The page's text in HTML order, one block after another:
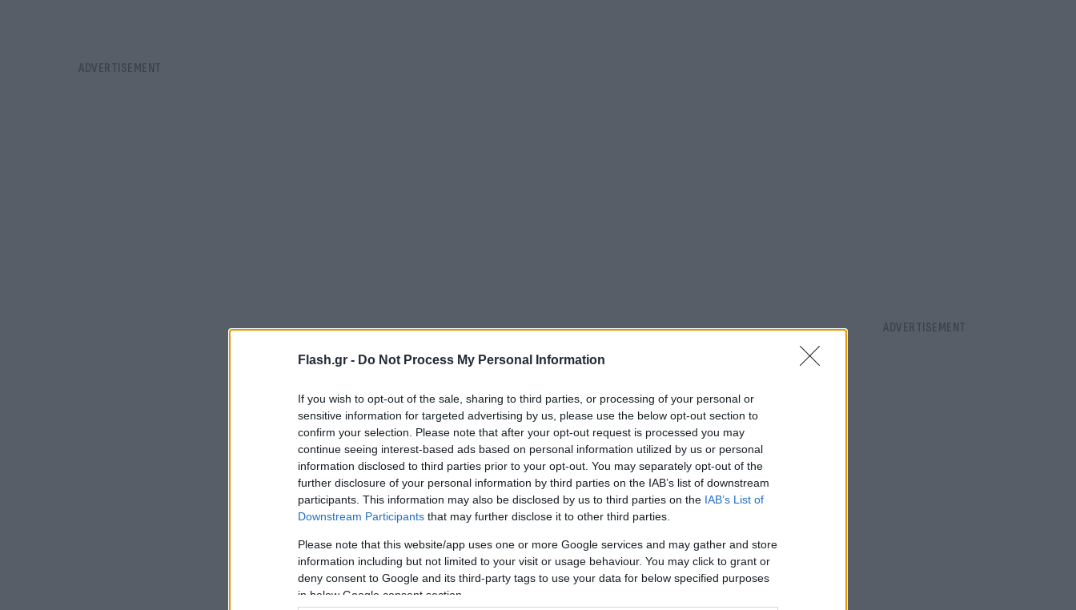
Flash.gr - Do Not Process My Personal Information
If you wish to opt-out of the sale, sharing to third parties, or processing of your personal or
sensitive information for targeted advertising by us, please use the below opt-out section to
confirm your selection. Please note that after your opt-out request is processed you may
continue seeing interest-based ads based on personal information utilized by us or personal
information disclosed to third parties prior to your opt-out. You may separately opt-out of the
further disclosure of your personal information by third parties on the IAB’s list of downstream
participants. This information may also be disclosed by us to third parties on the IAB’s List of
Downstream Participants that may further disclose it to other third parties.
Please note that this website/app uses one or more Google services and may gather and store
information including but not limited to your visit or usage behaviour. You may click to grant or
deny consent to Google and its third-party tags to use your data for below specified purposes
in below Google consent section.